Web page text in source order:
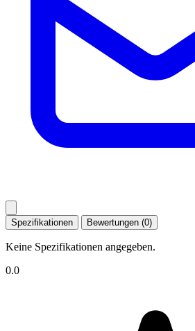
Spezifikationen Bewertungen (0)
Keine Spezifikationen angegeben.
0.0